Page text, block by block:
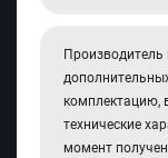
Производитель
комплектацию,
технические
момент